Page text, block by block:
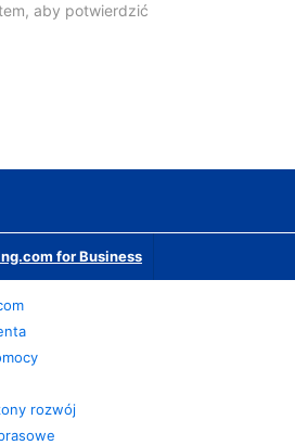
aby potwierdzić
for Business
rozwój